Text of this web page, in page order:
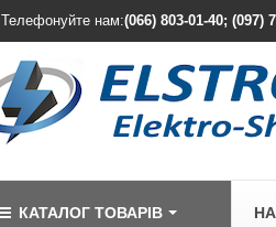
Телефонуйте нам:(066) 803-01-40; (097)
КАТАЛОГ ТОВАРІВ